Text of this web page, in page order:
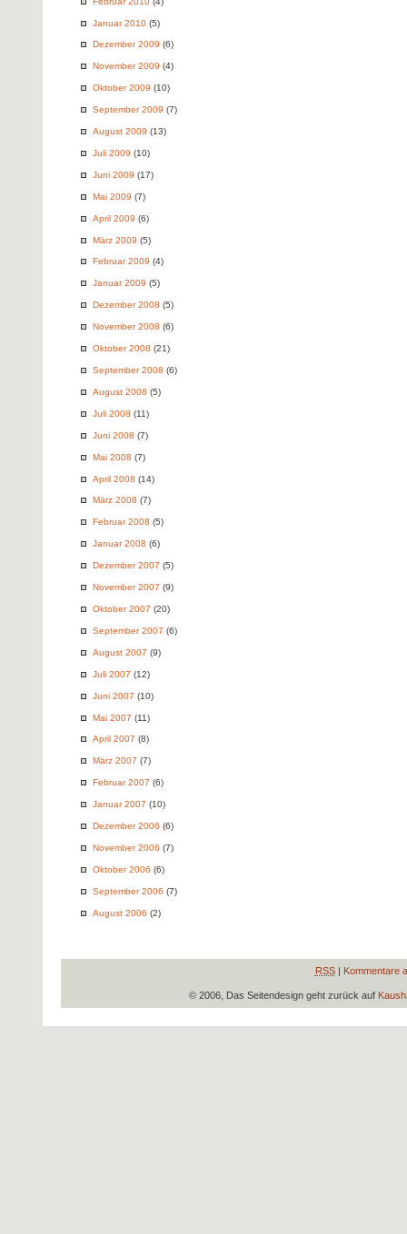
Januar 2010 (5)
Dezember 2009 (6)
November 2009 (4)
Oktober 2009 (10)
September 2009 (7)
August 2009 (13)
Juli 2009 (10)
Juni 2009 (17)
Mai 2009 (7)
April 2009 (6)
März 2009 (5)
Februar 2009 (4)
Januar 2009 (5)
Dezember 2008 (5)
November 2008 (6)
Oktober 2008 (21)
September 2008 (6)
August 2008 (5)
Juli 2008 (11)
Juni 2008 (7)
Mai 2008 (7)
April 2008 (14)
März 2008 (7)
Februar 2008 (5)
Januar 2008 (6)
Dezember 2007 (5)
November 2007 (9)
Oktober 2007 (20)
September 2007 (6)
August 2007 (9)
Juli 2007 (12)
Juni 2007 (10)
Mai 2007 (11)
April 2007 (8)
März 2007 (7)
Februar 2007 (6)
Januar 2007 (10)
Dezember 2006 (6)
November 2006 (7)
Oktober 2006 (6)
September 2006 (7)
August 2006 (2)
RSS| Kommentare
© 2006, Das Seitendesign geht zurück auf